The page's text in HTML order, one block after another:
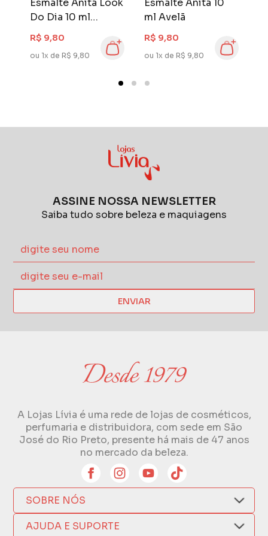
Esmalte Anita Look
Do Dia 10 ml
Chemise
R$ 9,80
ou 1x de R$ 9,80
Esmalte Anita 10
ml Avelã
R$ 9,80
ou 1x de R$ 9,80
ASSINE NOSSA NEWSLETTER
Saiba tudo sobre beleza e maquiagens
ENVIAR
A Lojas Lívia é uma rede de lojas de cosméticos,
perfumaria e distribuidora, com sede em São
José do Rio Preto, presente há mais de 47 anos
no mercado da beleza.
SOBRE NÓS
Quem Somos
Compra Segura
AJUDA E SUPORTE